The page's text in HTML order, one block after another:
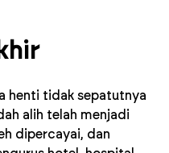
henti tidak sepatutnya
alih telah menjadi
dipercayai, dan